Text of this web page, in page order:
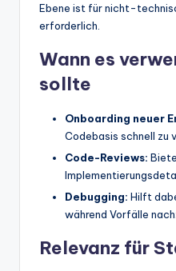
Ebene ist für nicht-
erforderlich.
Wann es
sollte
Onboarding neuer
Codebasis schnell zu
Code-Reviews:
Debugging: Hilft
während Vorfälle
Relevanz für